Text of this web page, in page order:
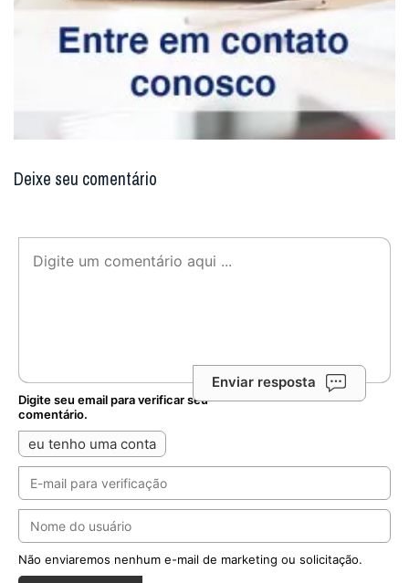
Deixe seu comentário
Enviar resposta
Digite seu email para verificar seu
comentário.
eu tenho uma conta
Não enviaremos nenhum e-mail de marketing ou solicitação.